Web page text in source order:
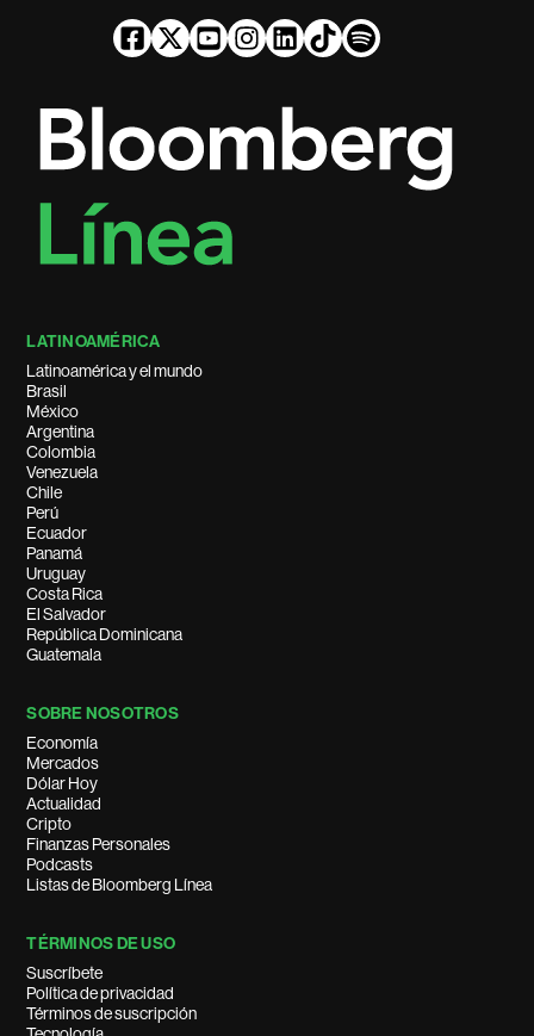
LATINOAMÉRICA
Latinoamérica y el mundo
Brasil
México
Argentina
Colombia
Venezuela
Chile
Perú
Ecuador
Panamá
Uruguay
Costa Rica
El Salvador
República Dominicana
Guatemala
SOBRE NOSOTROS
Economía
Mercados
Dólar Hoy
Actualidad
Cripto
Finanzas Personales
Podcasts
Listas de Bloomberg Línea
TÉRMINOS DE USO
Suscríbete
Política de privacidad
Términos de suscripción